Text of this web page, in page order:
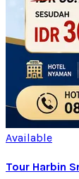
Available
Tour Harbin